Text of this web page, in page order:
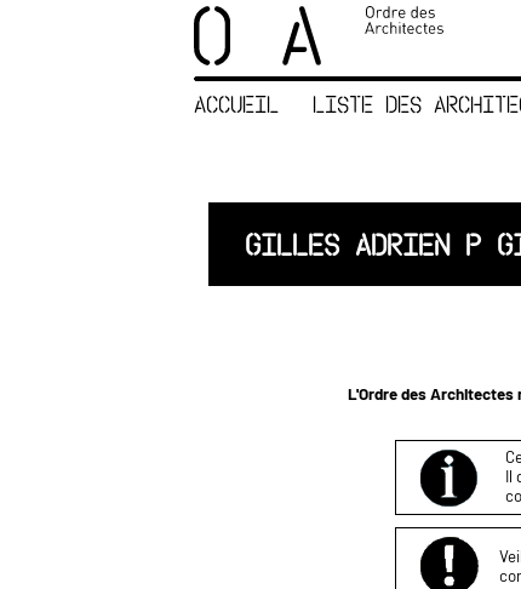
ACCUEIL LISTE DES
GILLES ADRIEN P
L'Ordre des Architectes
Il